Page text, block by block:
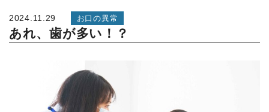
2024.11.29 お口の異常
あれ、歯が多い！？